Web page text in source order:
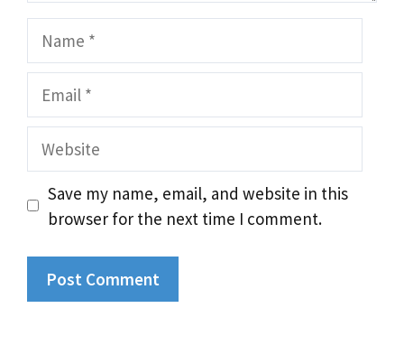
Website
Save my name, email, and website in this
browser for the next time I comment.